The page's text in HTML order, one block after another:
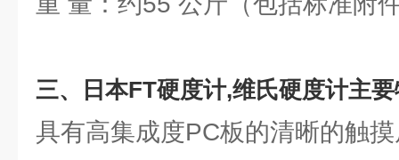
三、 日本FT硬度计,维氏硬度计主
具有高集成度PC板的清晰的触